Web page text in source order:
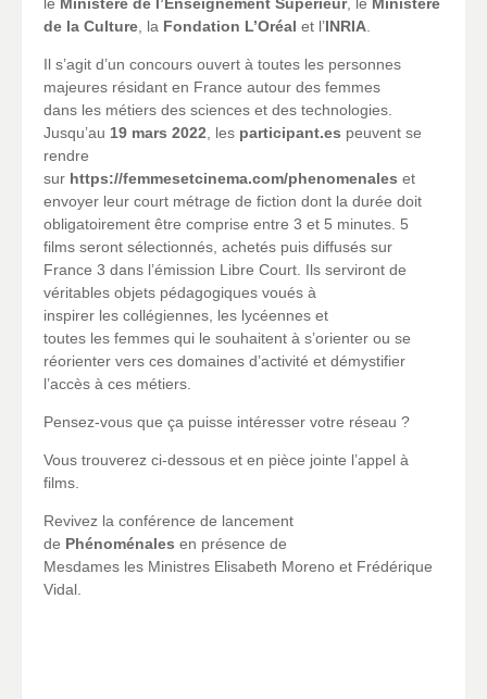
de la Culture , la Fondation L’Oréal et l’INRIA
Il s’agit d’un concours ouvert à toutes les personnes
majeures résidant en France autour des femmes
dans les métiers des sciences et des technologies.
Jusqu’au 19 mars 2022 , les participant.es peuvent se
rendre
sur https://femmesetcinema.com/phenomenales et
envoyer leur court métrage de fiction dont la durée doit
obligatoirement être comprise entre 3 et 5 minutes. 5
films seront sélectionnés, achetés puis diffusés sur
France 3 dans l’émission Libre Court. Ils serviront de
véritables objets pédagogiques voués à
inspirer les collégiennes, les lycéennes et
toutes les femmes qui le souhaitent à s’orienter ou se
réorienter vers ces domaines d’activité et démystifier
l’accès à ces métiers.
Pensez-vous que ça puisse intéresser votre réseau ?
Vous trouverez ci-dessous et en pièce jointe l’appel à
films.
Revivez la conférence de lancement
de Phénoménales en présence de
Mesdames les Ministres Elisabeth Moreno et Frédérique
Vidal.